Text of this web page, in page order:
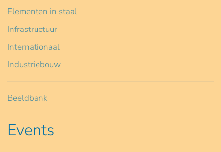
Elementen in staal
Infrastructuur
Internationaal
Industriebouw
Beeldbank
Events